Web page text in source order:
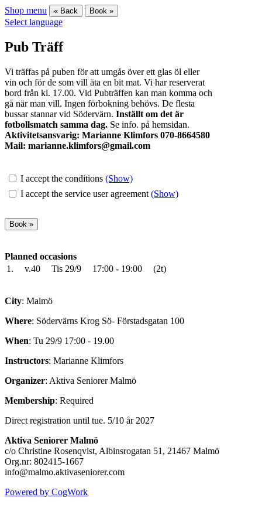
Shop menu « Back Book »
Select language
Pub Träff
Vi träffas på puben för att umgås över ett glas öl eller
vin och för de som vill äta en bit mat. Vi har reserverat
bord från kl. 17.00. Vid Pubträffen kan man komma och
gå när man vill. Ingen förbokning behövs. De flesta
bussar stannar vid Södervärn. Inställt om det är
fotbollsmatch samma dag. Se info. på hemsidan.
Aktivitetsansvarig: Marianne Klimfors 070-8664580
Mail: marianne.klimfors@gmail.com
I accept the conditions (Show)
I accept the service user agreement (Show)
Planned occasions
1.
v.40 Tis 29/9 17:00 - 19:00 (2t)
City: Malmö
Where: Södervärns Krog Sö- Förstadsgatan 100
When: Tu 29/9 17:00 - 19.00
Instructors: Marianne Klimfors
Organizer: Aktiva Seniorer Malmö
Membership: Required
Direct registration until tue. 5/10 år 2027
Aktiva Seniorer Malmö
c/o Christine Rosenqvist, Albinsrogatan 51, 21467 Malmö
Org.nr: 802415-1667
info@malmo.aktivaseniorer.com
Powered by CogWork